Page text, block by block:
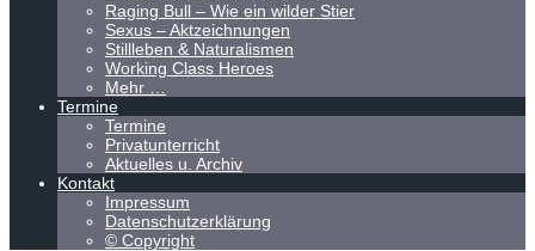
Raging Bull – Wie ein wilder Stier
Sexus – Aktzeichnungen
Stillleben & Naturalismen
Working Class Heroes
Mehr …
Termine
Termine
Privatunterricht
Aktuelles u. Archiv
Kontakt
Impressum
Datenschutzerklärung
© Copyright